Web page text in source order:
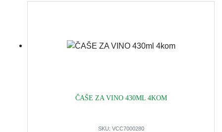
ČAŠE ZA VINO 430ML 4KOM
SKU: VCC7000280